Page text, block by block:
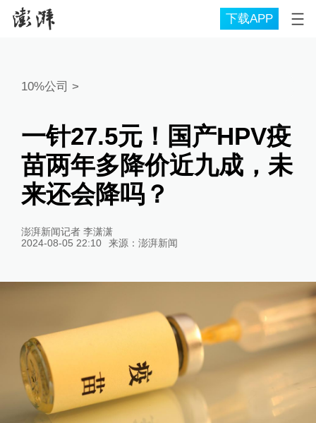
下载APP
10%公司 >
一针27.5元！国产HPV疫
苗两年多降价近九成，未
来还会降吗？
澎湃新闻记者 李潇潇
2024-08-05 22:10
来源： 澎湃新闻